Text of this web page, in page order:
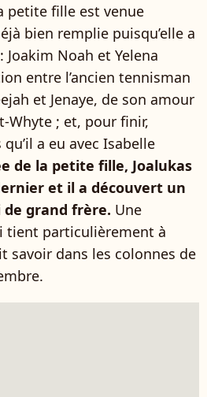
petite fille est venue
bien remplie puisqu’elle a
Noah et Yelena
entre l’ancien tennisman
et Jenaye, de son amour
Whyte ; et, pour finir,
a eu avec Isabelle
de la petite fille, Joalukas
et il a découvert un
de grand frère. Une
tient particulièrement à
savoir dans les colonnes de